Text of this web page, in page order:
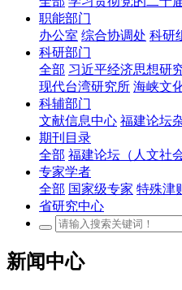
职能部门
办公室 综合协调处 科研
科研部门
全部 习近平经济思想研
现代台湾研究所 海峡文
科辅部门
文献信息中心 福建论坛
期刊目录
全部 福建论坛（人文社
专家学者
全部 国家级专家 特殊津
省研究中心
新闻中心